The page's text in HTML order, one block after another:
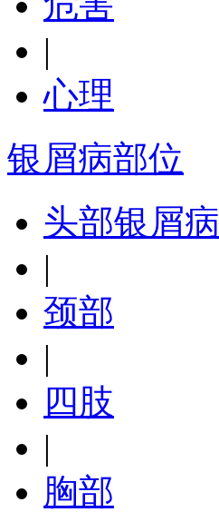
|
心理
银屑病部位
头部银屑病
|
颈部
|
四肢
|
胸部